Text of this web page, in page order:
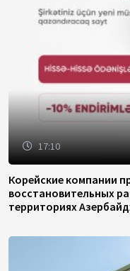
17:10
Корейские компании
восстановительных
территориях